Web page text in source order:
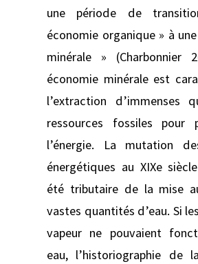
une période de
économie organique » à
minérale » (Charbonnier
économie minérale est
l’extraction d’immenses
ressources fossiles pour
l’énergie. La mutation
énergétiques au XIXe
été tributaire de la mise
vastes quantités d’eau. Si
vapeur ne pouvaient
eau, l’historiographie de